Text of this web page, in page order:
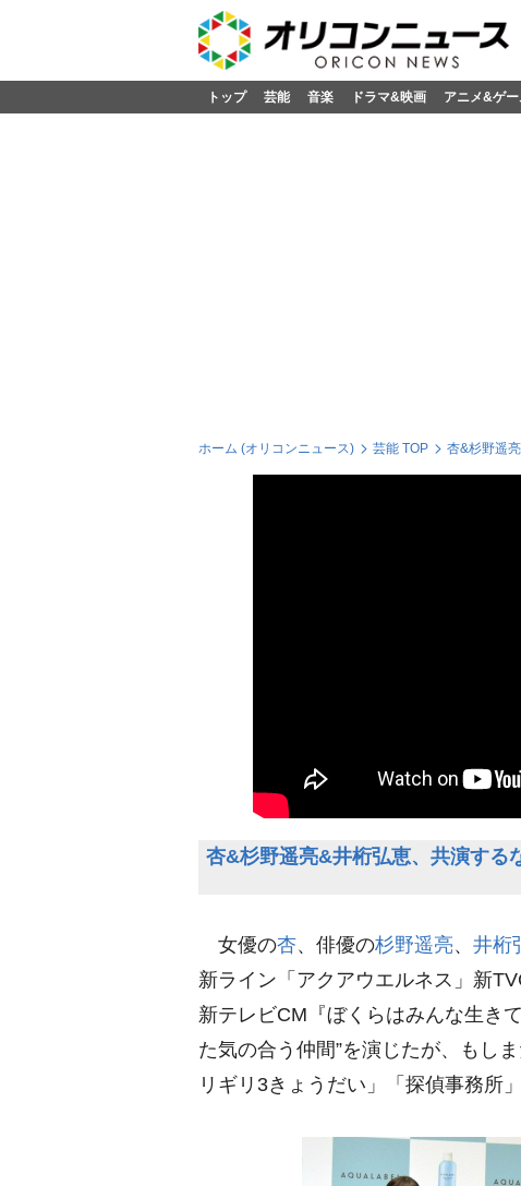
トップ 芸能 音楽 ドラマ&映画 アニメ&ゲ
ホーム (オリコンニュース) 芸能 TOP 杏&杉野遥
杏&杉野遥亮&井桁弘恵、共演する
女優の杏、俳優の杉野遥亮、 井桁
新ライン「アクアウエルネス」新
新テレビCM『ぼくらはみんな生き
た気の合う仲間”を演じたが、もし
リギリ3きょうだい」「探偵事務所